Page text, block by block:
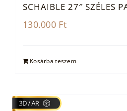
SCHAIBLE 27″ SZÉLES
130.000 Ft
Kosárba teszem